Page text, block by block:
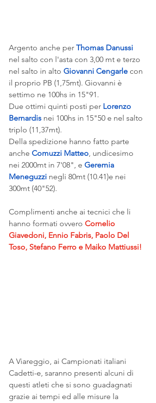
Argento anche per Thomas Danussi
nel salto con l'asta con 3,00 mt e terzo
nel salto in alto Giovanni Cengarle con
il proprio PB (1,75mt). Giovanni è
settimo ne 100hs in 15"91.
Due ottimi quinti posti per Lorenzo
Bernardis nei 100hs in 15"50 e nel salto
triplo (11,37mt).
Della spedizione hanno fatto parte
anche Comuzzi Matteo, undicesimo
nei 2000mt in 7'08", e Geremia
Meneguzzi negli 80mt (10.41)e nei
300mt (40"52).
Complimenti anche ai tecnici che li
hanno formati ovvero Cornelio
Giavedoni, Ennio Fabris, Paolo Del
Toso, Stefano Ferro e Maiko Mattiussi!
A Viareggio, ai Campionati italiani
Cadetti-e, saranno presenti alcuni di
questi atleti che si sono guadagnati
grazie ai tempi ed alle misure la